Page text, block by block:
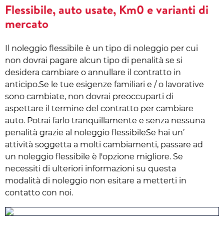
Flessibile, auto usate, Km0 e varianti di
mercato
Il noleggio flessibile è un tipo di noleggio per cui
non dovrai pagare alcun tipo di penalità se si
desidera cambiare o annullare il contratto in
anticipo.Se le tue esigenze familiari e / o lavorative
sono cambiate, non dovrai preoccuparti di
aspettare il termine del contratto per cambiare
auto. Potrai farlo tranquillamente e senza nessuna
penalità grazie al noleggio flessibileSe hai un’
attività soggetta a molti cambiamenti, passare ad
un noleggio flessibile è l'opzione migliore. Se
necessiti di ulteriori informazioni su questa
modalità di noleggio non esitare a metterti in
contatto con noi.